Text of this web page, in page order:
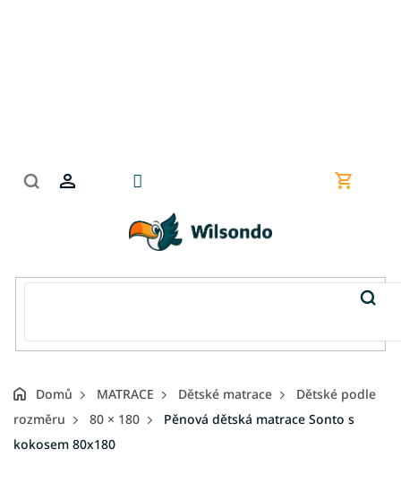
Nákupní
Domů MATRACE Dětské matrace
Dětské podle
rozměru
80 × 180
Pěnová dětská matrace Sonto s
kokosem 80x180